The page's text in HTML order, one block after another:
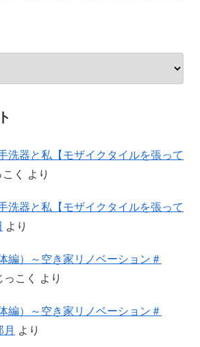
洗器と私【モザイクタイルを張って
く より
洗器と私【モザイクタイルを張って
より
編）～空き家リノベーション＃
っこく より
編）～空き家リノベーション＃
月 より